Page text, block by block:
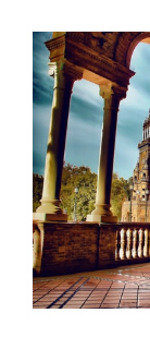
Ver
imagen
más
grande